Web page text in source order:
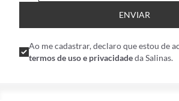
ENVIAR
Ao me cadastrar, declaro que estou de
termos de uso e privacidadeda Salinas.